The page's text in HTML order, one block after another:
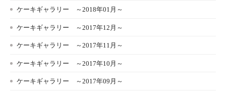
ケーキギャラリー ～2018年01月～
ケーキギャラリー ～2017年12月～
ケーキギャラリー ～2017年11月～
ケーキギャラリー ～2017年10月～
ケーキギャラリー ～2017年09月～